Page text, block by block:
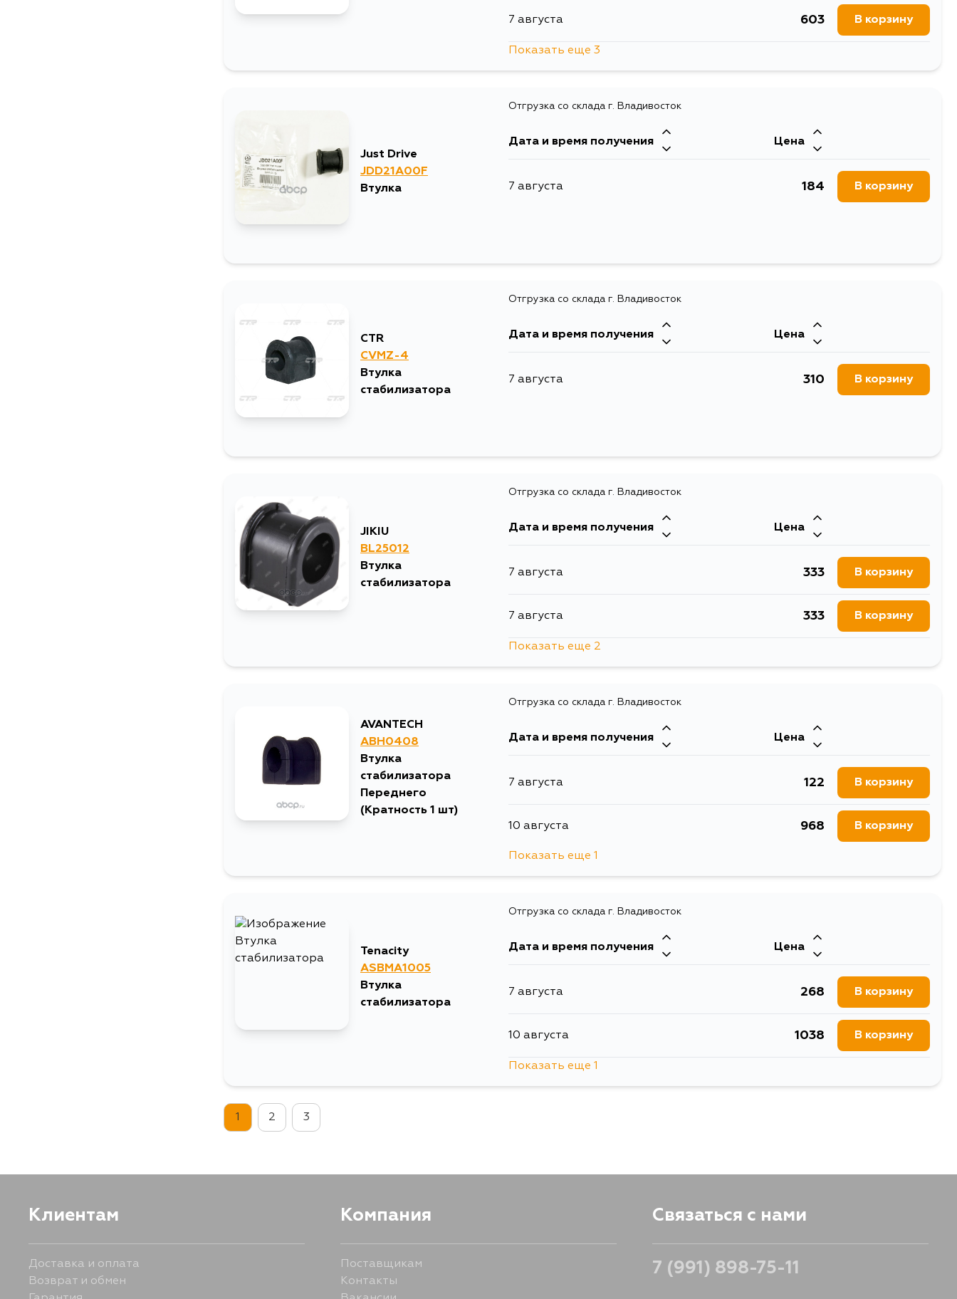
7 августа 603 В корзину
13 августа
1 сентября 603
Показать еще 3
Just Drive
JDD21A00F
Втулка
Отгрузка со склада г. Владивосток
Дата и время получения Цена
7 августа 184 В корзину
CTR
CVMZ-4
Втулка
стабилизатора
Отгрузка со склада г. Владивосток
Дата и время получения Цена
7 августа 310 В корзину
JIKIU
BL25012
Втулка
стабилизатора
Отгрузка со склада г. Владивосток
Дата и время получения Цена
7 августа 333 В корзину
7 августа 333 В корзину
12 августа
Показать еще 2
AVANTECH
ABH0408
Втулка
стабилизатора
Переднего
(Кратность 1 шт)
Отгрузка со склада г. Владивосток
Дата и время получения Цена
7 августа 122 В корзину
10 августа 968 В корзину
Показать еще 1
Tenacity
ASBMA1005
Втулка
стабилизатора
Отгрузка со склада г. Владивосток
Дата и время получения Цена
7 августа 268 В корзину
10 августа 1038 В корзину
Показать еще 1
1 2 3
Клиентам
Доставка и оплата
Возврат и обмен
Компания
Поставщикам
Контакты
Связаться с нами
7 (991) 898-75-11